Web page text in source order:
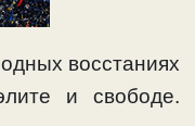
восстаниях
и свободе.